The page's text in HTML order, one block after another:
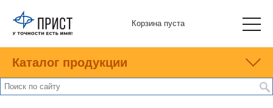
Корзина пуста
Каталог продукции